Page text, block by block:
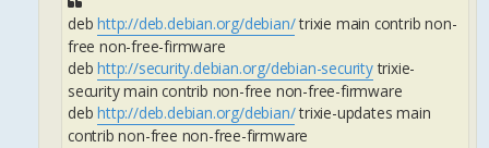
debhttp://deb.debian.org/debian/trixie main contrib non-
free non-free-firmware
debhttp://security.debian.org/debian-securitytrixie-
security main contrib non-free non-free-firmware
debhttp://deb.debian.org/debian/trixie-updates main
contrib non-free non-free-firmware